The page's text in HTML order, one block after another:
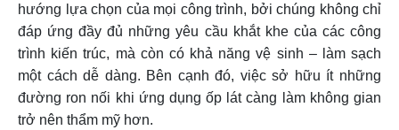
hướng lựa chọn của mọi công trình, bởi chúng không chỉ
đáp ứng đầy đủ những yêu cầu khắt khe của các công
trình kiến trúc, mà còn có khả năng vệ sinh – làm sạch
một cách dễ dàng. Bên cạnh đó, việc sở hữu ít những
đường ron nối khi ứng dụng ốp lát càng làm không gian
trở nên thẩm mỹ hơn.